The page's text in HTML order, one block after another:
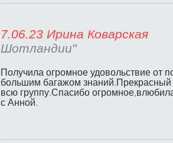
7.06.23 Ирина
Шотландии"
Получила огромное удовольствие от
большим багажом знаний.Прекрасный
всю группу.Спасибо
с Анной.